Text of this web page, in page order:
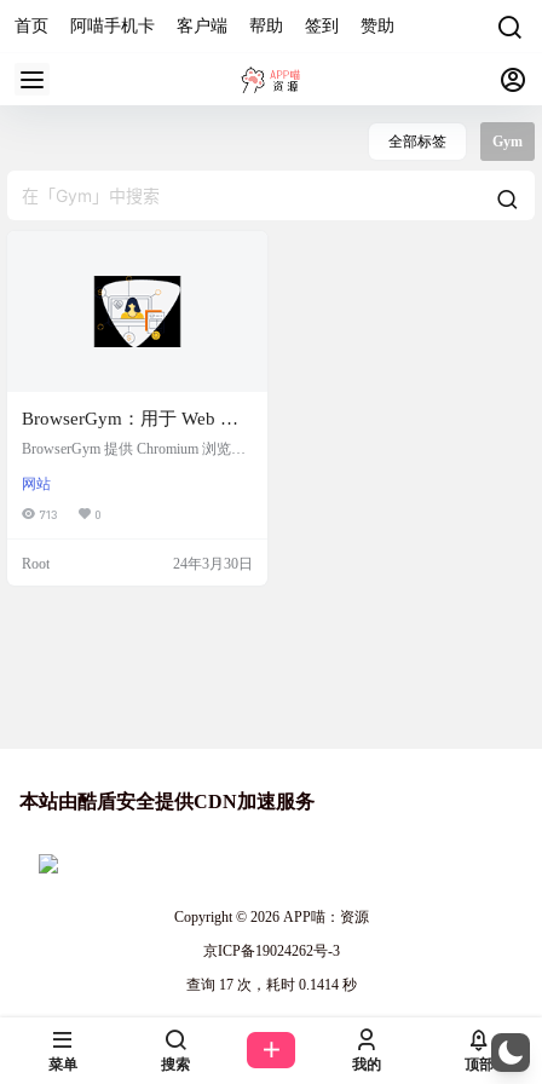
首页 阿喵手机卡 客户端 帮助 签到 赞助
全部标签 Gym
BrowserGym：用于 Web 任
务自动化的开源项目
BrowserGym 提供 Chromium 浏览器
网站和应用的任务。它支持多种基
准测试，默认包括 MiniWoB++、We
易，只需继承 AbstractBrowserTask
网站
713 0
Root 24年3月30日
本站由酷盾安全提供CDN加速服务
Copyright © 2026APP喵：资源
京ICP备19024262号-3
查询 17 次，耗时 0.1414 秒
菜单 搜索 我的 顶部